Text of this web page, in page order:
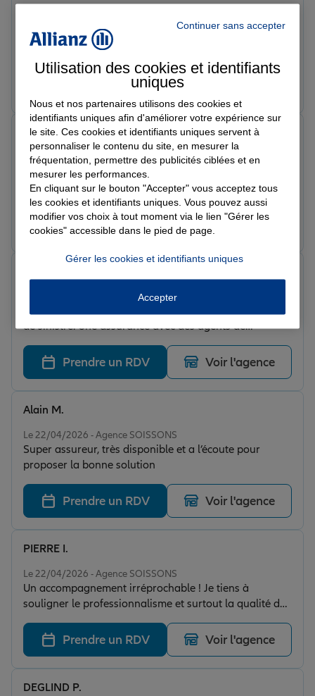
Note de 5 sur 5
Une équipe au top très réactive et disponible. Bonne
prise en charge .merci
Prendre un RDV
Note de 5 sur 5
Le 23/04/2026 - Agence SOISSONS
Équipe sérieuse et professionnelle,Très bonne
communication du début à la fin. Je recommande sans
hésitation.
emma b.
Prendre un RDV Voir l'agence
Note de 5 sur 5
Le 22/04/2026 - Agence SOISSONS
Agence au top! Toujours disponible et à l’écoute en cas
de sinistre. Une assurance avec des agents de
proximité, ça fait la différence !
Prendre un RDV Voir l'agence
Le 22/04/2026 - Agence SOISSONS
Super assureur, très disponible et a l’écoute pour
proposer la bonne solution
Alain M.
Prendre un RDV Voir l'agence
Le 22/04/2026 - Agence SOISSONS
Un accompagnement irréprochable ! Je tiens à
souligner le professionnalisme et surtout la qualité des
conseils apportés. On sent une vraie expertise, avec
des explications claires, adaptées à mes besoins, et
toujours dans une approche bienveillante et
transparente. Que ce soit pour mon assurance auto,
mon activité de chasse ou encore la couverture de mon
PIERRE I.
Prendre un RDV Voir l'agence
DEGLIND P.
Continuer sans accepter
Utilisation des cookies et identifiants
uniques
Nous et nos partenaires utilisons des cookies et
identifiants uniques afin d'améliorer votre expérience sur
le site. Ces cookies et identifiants uniques servent à
personnaliser le contenu du site, en mesurer la
fréquentation, permettre des publicités ciblées et en
mesurer les performances.
En cliquant sur le bouton "Accepter" vous acceptez tous
les cookies et identifiants uniques. Vous pouvez aussi
modifier vos choix à tout moment via le lien "Gérer les
cookies" accessible dans le pied de page.
Gérer les cookies et identifiants uniques
Accepter